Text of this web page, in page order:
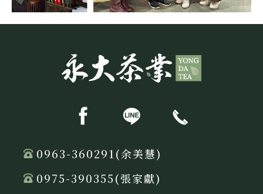
0963-360291(余美慧)
0975-390355(張家獻)